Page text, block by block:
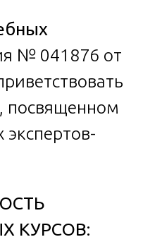
№ 041876 от
посвященном
КУРСОВ: